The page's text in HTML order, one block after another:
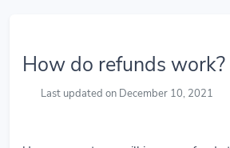
How do refunds work?
Last updated on December 10, 2021